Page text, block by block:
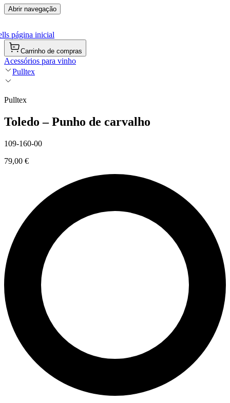
Abrir navegação
página inicial
Carrinho de compras
Acessórios para vinho
Pulltex
Pulltex
Toledo – Punho de carvalho
109-160-00
79,00 €